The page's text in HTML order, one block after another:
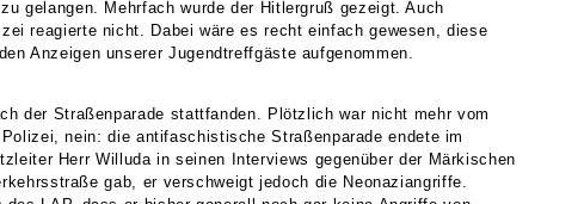
gelangen. Mehrfach wurde der Hitlergruß gezeigt. Auch
reagierte nicht. Dabei wäre es recht einfach gewesen, diese
Anzeigen unserer Jugendtreffgäste aufgenommen.
der Straßenparade stattfanden. Plötzlich war nicht mehr vom
nein: die antifaschistische Straßenparade endete im
Herr Willuda in seinen Interviews gegenüber der Märkischen
gab, er verschweigt jedoch die Neonaziangriffe.